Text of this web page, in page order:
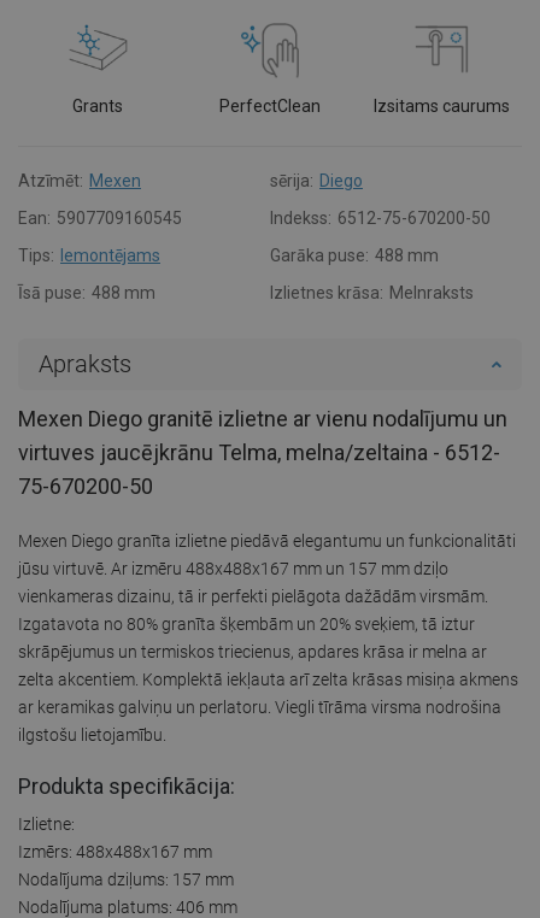
Grants PerfectClean Izsitams caurums
Atzīmēt: Mexen sērija: Diego
Ean: 5907709160545 Indekss: 6512-75-670200-50
Tips:
Iemontējams Garāka puse: 488 mm
Īsā puse: 488 mm Izlietnes krāsa: Melnraksts
Apraksts
Mexen Diego granitē izlietne ar vienu nodalījumu un
virtuves jaucējkrānu Telma, melna/zeltaina - 6512-
75-670200-50
Mexen Diego granīta izlietne piedāvā elegantumu un funkcionalitāti
jūsu virtuvē. Ar izmēru 488x488x167 mm un 157 mm dziļo
vienkameras dizainu, tā ir perfekti pielāgota dažādām virsmām.
Izgatavota no 80% granīta šķembām un 20% sveķiem, tā iztur
skrāpējumus un termiskos triecienus, apdares krāsa ir melna ar
zelta akcentiem. Komplektā iekļauta arī zelta krāsas misiņa akmens
ar keramikas galviņu un perlatoru. Viegli tīrāma virsma nodrošina
ilgstošu lietojamību.
Produkta specifikācija:
Izlietne:
Izmērs: 488x488x167 mm
Nodalījuma dziļums: 157 mm
Nodalījuma platums: 406 mm